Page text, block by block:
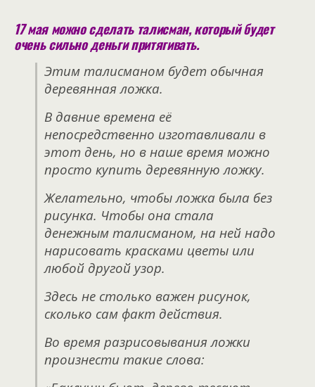
17 мая можно сделать талисман, который будет
очень сильно деньги притягивать.
Этим талисманом будет обычная
деревянная ложка.
В давние времена её
непосредственно изготавливали в
этот день, но в наше время можно
просто купить деревянную ложку.
Желательно, чтобы ложка была без
рисунка. Чтобы она стала
денежным талисманом, на ней надо
нарисовать красками цветы или
любой другой узор.
Здесь не столько важен рисунок,
сколько сам факт действия.
Во время разрисовывания ложки
произнести такие слова: